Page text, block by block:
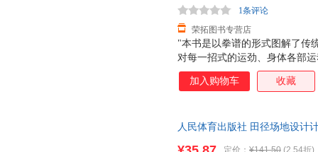
"本书是以拳谱的形式图解了传
对每一招式的运劲、身体各部
作了描述，再配以套路动作图
的基本理论。 本书是以拳谱的
文阐述了太极拳的基本理论。 "
荣拓图书专营店
1条评论
加入购物车 收藏
人民体育出版社 田径场地设计
定价： ¥141.50 (2.54折)